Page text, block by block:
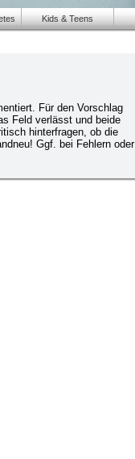
Kids & Teens
Für den Vorschlag
Feld verlässt und beide
hinterfragen, ob die
Ggf. bei Fehlern oder